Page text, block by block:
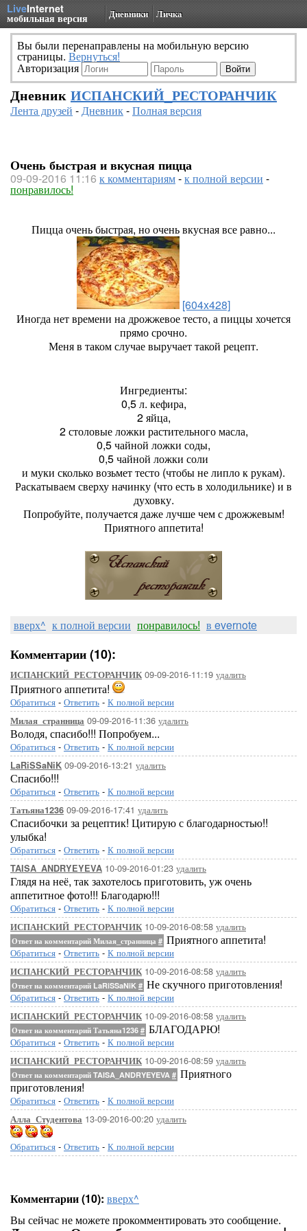
LiveInternet
мобильная версия Дневники Личка
Вы были перенаправлены на мобильную версию
страницы. Вернуться!
Авторизация
Дневник ИСПАНСКИЙ_РЕСТОРАНЧИК
Лента друзей -Дневник-Полная версия
Очень быстрая и вкусная пицца
09-09-2016 11:16 к комментариям-к полной версии -
понравилось!
Пицца очень быстрая, но очень вкусная все равно...
[604x428]
Иногда нет времени на дрожжевое тесто, а пиццы хочется
прямо срочно.
Меня в таком случае выручает такой рецепт.
Ингредиенты:
0,5 л. кефира,
2 яйца,
2 столовые ложки растительного масла,
0,5 чайной ложки соды,
0,5 чайной ложки соли
и муки сколько возьмет тесто (чтобы не липло к рукам).
Раскатываем сверху начинку (что есть в холодильнике) и в
духовку.
Попробуйте, получается даже лучше чем с дрожжевым!
Приятного аппетита!
вверх^ к полной версии понравилось! в evernote
Комментарии (10):
ИСПАНСКИЙ_РЕСТОРАНЧИК09-09-2016-11:19 удалить
Приятного аппетита!
Обратиться - Ответить - К полной версии
Милая_странница 09-09-2016-11:36 удалить
Володя, спасибо!!! Попробуем...
Обратиться - Ответить - К полной версии
LaRiSSaNiK 09-09-2016-13:21 удалить
Спасибо!!!
Обратиться - Ответить - К полной версии
Татьяна1236 09-09-2016-17:41 удалить
Спасибочки за рецептик! Цитирую с благодарностью!!
улыбка!
Обратиться - Ответить - К полной версии
TAISA_ANDRYEYEVA 10-09-2016-01:23 удалить
Глядя на неё, так захотелось приготовить, уж очень
аппетитное фото!!! Благодарю!!!
Обратиться - Ответить - К полной версии
ИСПАНСКИЙ_РЕСТОРАНЧИК10-09-2016-08:58 удалить
Ответ на комментарий Милая_странница # Приятного аппетита!
Обратиться - Ответить - К полной версии
ИСПАНСКИЙ_РЕСТОРАНЧИК10-09-2016-08:58 удалить
Ответ на комментарий LaRiSSaNiK # Не скучного приготовления!
Обратиться - Ответить - К полной версии
ИСПАНСКИЙ_РЕСТОРАНЧИК10-09-2016-08:58 удалить
Ответ на комментарий Татьяна1236 # БЛАГОДАРЮ!
Обратиться - Ответить - К полной версии
ИСПАНСКИЙ_РЕСТОРАНЧИК10-09-2016-08:59 удалить
Ответ на комментарий TAISA_ANDRYEYEVA # Приятного
приготовления!
Обратиться - Ответить - К полной версии
Алла_Студентова 13-09-2016-00:20 удалить
Обратиться - Ответить - К полной версии
Комментарии (10): вверх^
Вы сейчас не можете прокомментировать это сообщение.